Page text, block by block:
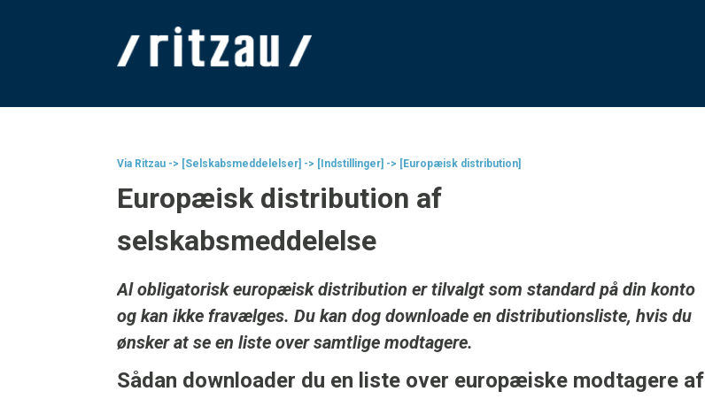
Via Ritzau -> [Selskabsmeddelelser] -> [Indstillinger] -> [Europæisk distribution]
Europæisk distribution af
selskabsmeddelelse
Al obligatorisk europæisk distribution er tilvalgt som standard på din konto
og kan ikke fravælges. Du kan dog downloade en distributionsliste, hvis du
ønsker at se en liste over samtlige modtagere.
Sådan downloader du en liste over europæiske modtagere af